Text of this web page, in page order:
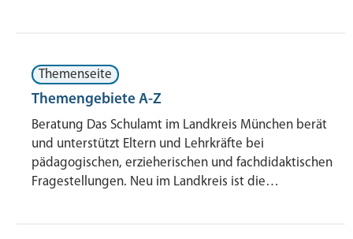
Themenseite
Themengebiete A-Z
Beratung Das Schulamt im Landkreis München berät
und unterstützt Eltern und Lehrkräfte bei
pädagogischen, erzieherischen und fachdidaktischen
Fragestellungen. Neu im Landkreis ist die…